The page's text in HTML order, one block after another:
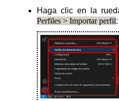
Haga clic en la
Perfiles > Importar perfil: